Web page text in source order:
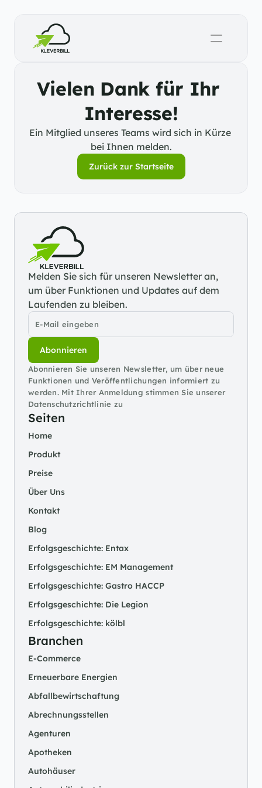
Vielen Dank für Ihr
Interesse!
Ein Mitglied unseres Teams wird sich in Kürze
bei Ihnen melden.
Zurück zur Startseite
Melden Sie sich für unseren Newsletter an,
um über Funktionen und Updates auf dem
Laufenden zu bleiben.
Abonnieren
Abonnieren Sie unseren Newsletter, um über neue
Funktionen und Veröffentlichungen informiert zu
werden. Mit Ihrer Anmeldung stimmen Sie unserer
Datenschutzrichtlinie zu
Seiten
Home
Produkt
Preise
Über Uns
Kontakt
Blog
Erfolgsgeschichte: Entax
Erfolgsgeschichte: EM Management
Erfolgsgeschichte: Gastro HACCP
Erfolgsgeschichte: Die Legion
Erfolgsgeschichte: kölbl
Branchen
E-Commerce
Erneuerbare Energien
Abfallbewirtschaftung
Abrechnungsstellen
Agenturen
Apotheken
Autohäuser